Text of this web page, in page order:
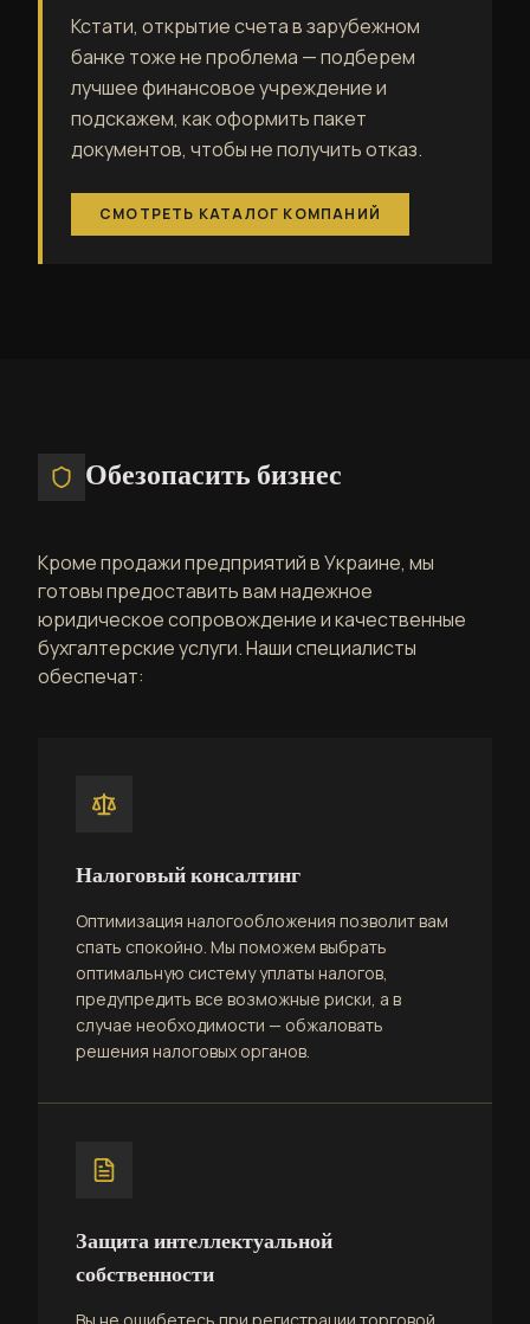
Кстати, открытие счета в зарубежном
банке тоже не проблема — подберем
лучшее финансовое учреждение и
подскажем, как оформить пакет
документов, чтобы не получить отказ.
СМОТРЕТЬ КАТАЛОГ КОМПАНИЙ
Обезопасить бизнес
Кроме продажи предприятий в Украине, мы
готовы предоставить вам надежное
юридическое сопровождение и качественные
бухгалтерские услуги. Наши специалисты
обеспечат:
Налоговый консалтинг
Оптимизация налогообложения позволит вам
спать спокойно. Мы поможем выбрать
оптимальную систему уплаты налогов,
предупредить все возможные риски, а в
случае необходимости — обжаловать
решения налоговых органов.
Защита интеллектуальной
собственности